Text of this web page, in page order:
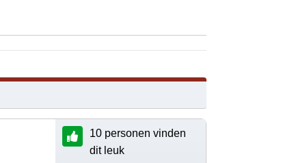
10 personen vinden
dit leuk